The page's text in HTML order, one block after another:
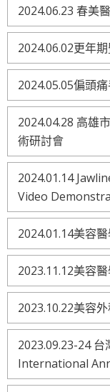
2024.06.23 春美
2024.06.02更年
2024.05.05偏頭
2024.04.28 高雄
術研討會
2024.01.14
Video
2024.01.14美容
2023.11.12美容
2023.10.22美容
2023.09.23-24 台
International